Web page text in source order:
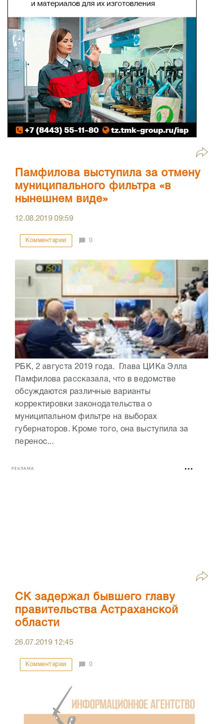
Памфилова выступила за отмену
муниципального фильтра «в
нынешнем виде»
12.08.201909:59
Комментарии 0
РБК, 2 августа 2019 года. Глава ЦИКа Элла
Памфилова рассказала, что в ведомстве
обсуждаются различные варианты
корректировки законодательства о
муниципальном фильтре на выборах
губернаторов. Кроме того, она выступила за
перенос...
РЕКЛАМА
СК задержал бывшего главу
правительства Астраханской
области
26.07.2019 12:45
Комментарии 0